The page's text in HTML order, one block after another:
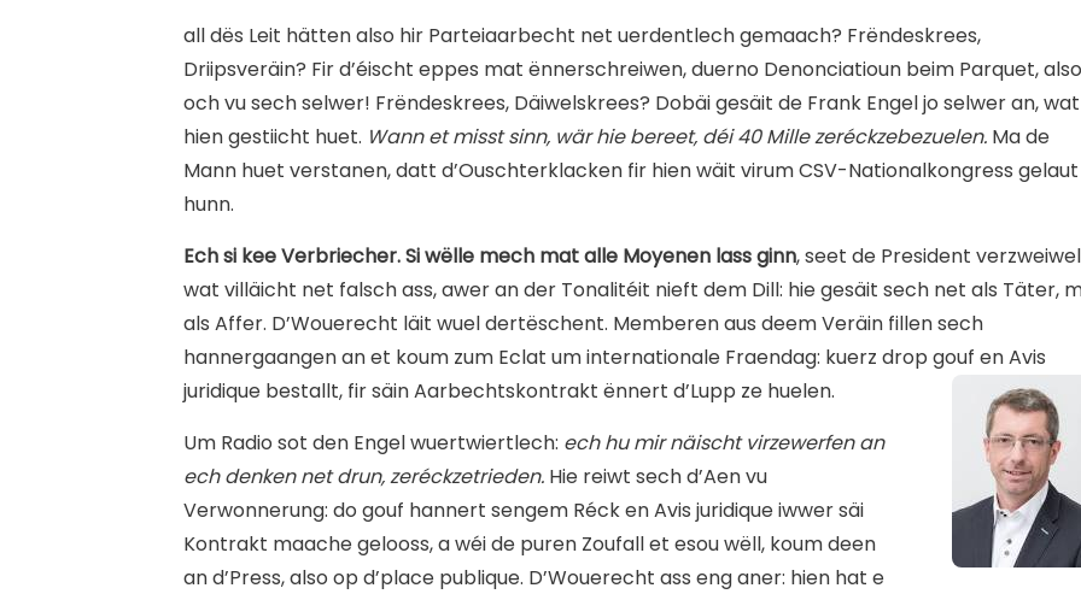
all dës Leit hätten also hir Parteiaarbecht net uerdentlech gemaach? Frëndeskrees,
Driipsveräin? Fir d’éischt eppes mat ënnerschreiwen, duerno Denonciatioun beim Parquet, also
och vu sech selwer! Frëndeskrees, Däiwelskrees? Dobäi gesäit de Frank Engel jo selwer an, wat
hien gestiicht huet. Wann et misst sinn, wär hie bereet, déi 40 Mille zeréckzebezuelen. Ma de
Mann huet verstanen, datt d’Ouschterklacken fir hien wäit virum CSV-Nationalkongress gelaut
hunn.
Ech si kee Verbriecher. Si wëlle mech mat alle Moyenen lass ginn, seet de President
wat villäicht net falsch ass, awer an der Tonalitéit nieft dem Dill: hie gesäit sech net als Täter,
als Affer. D’Wouerecht läit wuel dertëschent. Memberen aus deem Veräin fillen sech
hannergaangen an et koum zum Eclat um internationale Fraendag: kuerz drop gouf en Avis
juridique bestallt, fir säin Aarbechtskontrakt ënnert d’Lupp ze huelen.
Um Radio sot den Engel wuertwiertlech: ech hu mir näischt virzewerfen an
ech denken net drun, zeréckzetrieden. Hie reiwt sech d’Aen vu
Verwonnerung: do gouf hannert sengem Réck en Avis juridique iwwer säi
Kontrakt maache gelooss, a wéi de puren Zoufall et esou wëll, koum deen
an d’Press, also op d’place publique. D’Wouerecht ass eng aner: hien hat e